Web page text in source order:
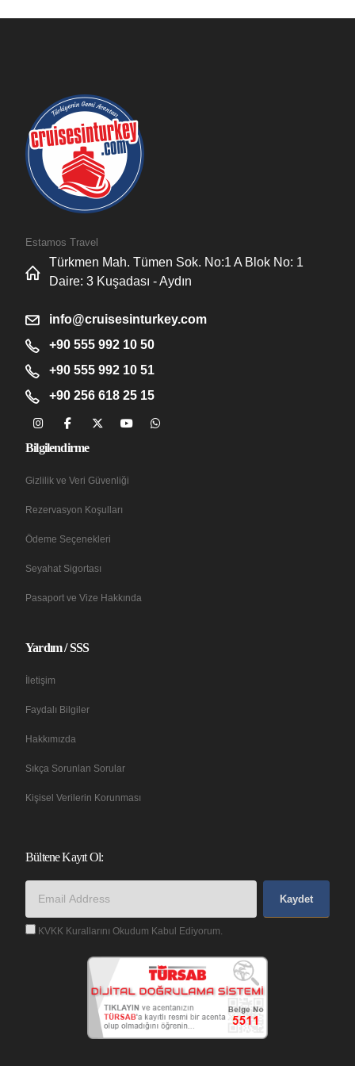
Estamos Travel
Türkmen Mah. Tümen Sok. No:1 A Blok No: 1
Daire: 3 Kuşadası - Aydın
info@cruisesinturkey.com
+90 555 992 10 50
+90 555 992 10 51
+90 256 618 25 15
Bilgilendirme
Gizlilik ve Veri Güvenliği
Rezervasyon Koşulları
Ödeme Seçenekleri
Seyahat Sigortası
Pasaport ve Vize Hakkında
Yardım / SSS
İletişim
Faydalı Bilgiler
Hakkımızda
Sıkça Sorunlan Sorular
Kişisel Verilerin Korunması
Bültene Kayıt Ol:
Kaydet
KVKK Kurallarını Okudum Kabul Ediyorum.